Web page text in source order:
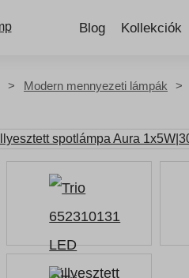
Blog Kollekciók
Modern mennyezeti lámpák